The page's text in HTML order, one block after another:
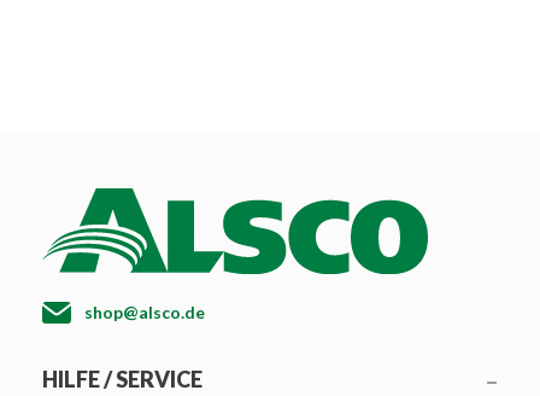
shop@alsco.de
HILFE / SERVICE